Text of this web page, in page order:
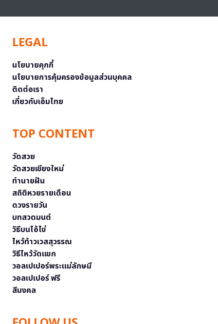
LEGAL
นโยบายคุกกี้
นโยบายการคุ้มครองข้อมูลส่วนบุคคล
ติดต่อเรา
เกี่ยวกับเอ็มไทย
TOP CONTENT
วัดสวย
วัดสวยเชียงใหม่
ทำนายฝัน
สถิติหวยรายเดือน
ดวงรายวัน
บทสวดมนต์
วิธีบนไอ้ไข่
ไหว้ท้าวเวสสุวรรณ
วิธีไหว้วัดแขก
วอลเปเปอร์พระแม่ลักษมี
วอลเปเปอร์ ฟรี
สีมงคล